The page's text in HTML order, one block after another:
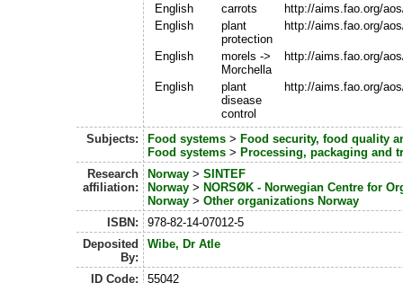
English
carrots
http://aims.fao.org/
English
plant
protection
http://aims.fao.org/
English
morels ->
Morchella
http://aims.fao.org/
English
plant
disease
control
http://aims.fao.org/
Subjects: Food systems> Food security, food quality
Food systems> Processing, packaging and
Research
affiliation:
Norway> SINTEF
Norway> NORSØK - Norwegian Centre for
Norway> Other organizations Norway
ISBN:
978-82-14-07012-5
Deposited
By:
Wibe, Dr Atle
ID Code:
55042